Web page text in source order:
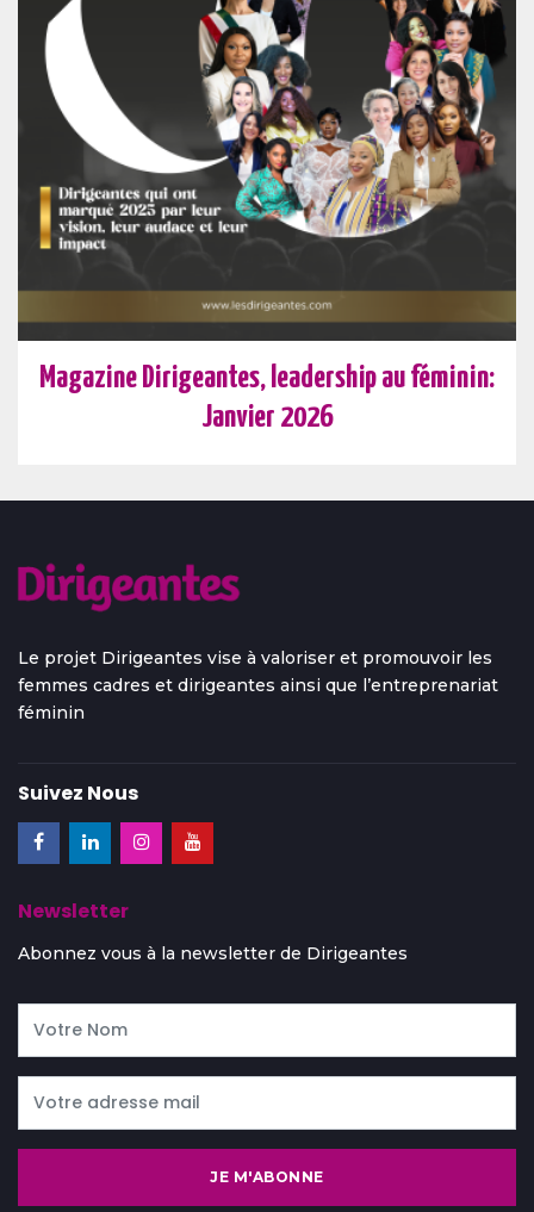
Magazine Dirigeantes, leadership au féminin:
Janvier 2026
Le projet Dirigeantes vise à valoriser et promouvoir les
femmes cadres et dirigeantes ainsi que l’entreprenariat
féminin
Suivez Nous
Newsletter
Abonnez vous à la newsletter de Dirigeantes
JE M'ABONNE